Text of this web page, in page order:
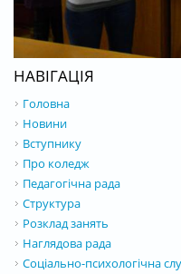
НАВІГАЦІЯ
Головна
Новини
Вступнику
Про коледж
Педагогічна рада
Структура
Розклад занять
Наглядова рада
Соціально-психологічна